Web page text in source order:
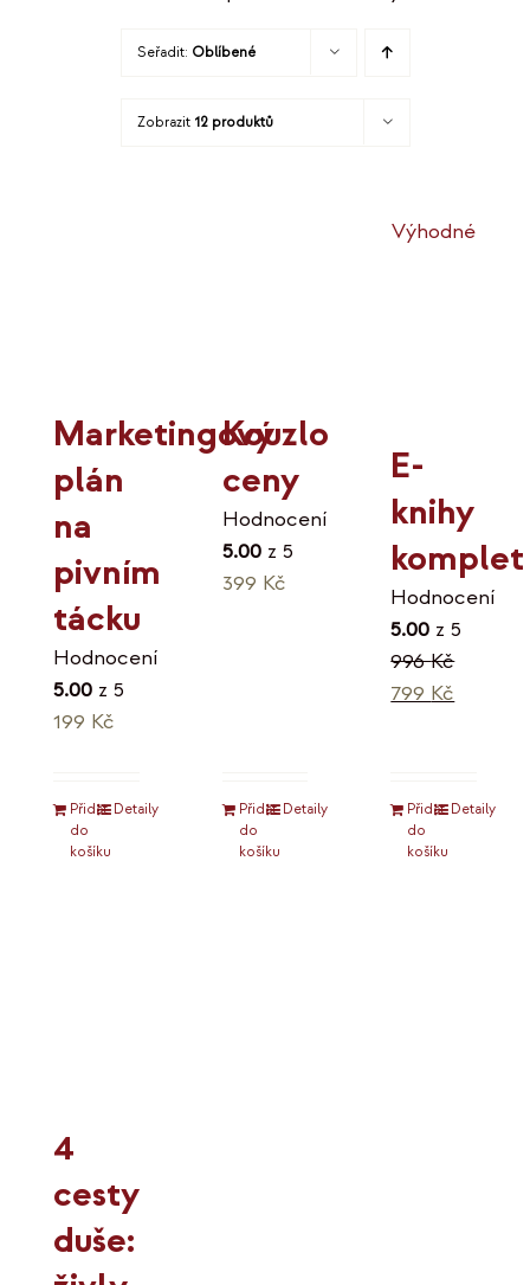
Seřadit: Oblíbené
Zobrazit 12 produktů
Marketingový
plán
na
pivním
tácku
Hodnocení
5.00 z 5
199 Kč
Přidat
do
košíku
Detaily
Kouzlo
ceny
Hodnocení
5.00z 5
399 Kč
Přidat
do
košíku
Detaily
Výhodné
E-
knihy
komplet
Hodnocení
5.00 z 5
996Kč
Původní
799 Kč
Přidat
do
košíku
Detaily
4
cesty
duše: